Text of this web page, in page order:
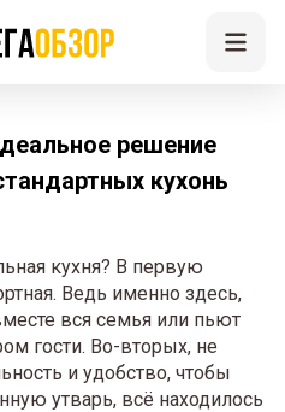
решение
кухонь
кухня? В первую
Ведь именно здесь,
вся семья или пьют
гости. Во-вторых, не
и удобство, чтобы
утварь, всё находилось